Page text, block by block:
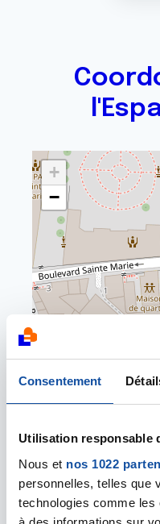
Consentement
Utilisation responsable
Nous et nos 1022
personnelles, telles que
technologies comme
+
−
Quartier
Quai Fabry
07700
04 75 64 19 19